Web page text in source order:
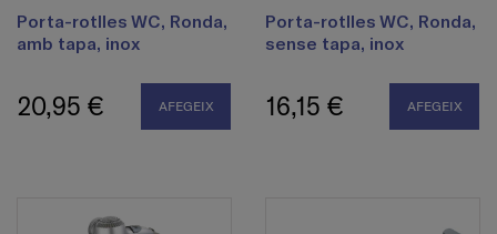
Porta-rotlles WC, Ronda,
amb tapa, inox
20,95 € AFEGEIX
Porta-rotlles WC, Ronda,
sense tapa, inox
16,15 € AFEGEIX